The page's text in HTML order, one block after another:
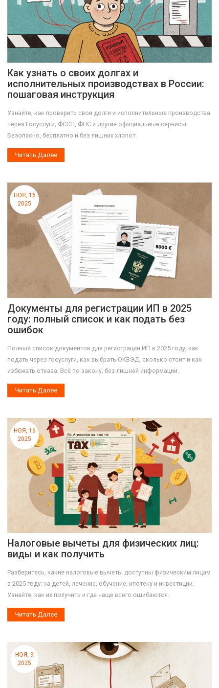
Как узнать о своих долгах и
исполнительных производствах в России:
пошаговая инструкция
Узнайте, как проверить свои долги и исполнительные производства
через Госуслуги, ФССП, ФНС и другие официальные сервисы.
Безопасно, бесплатно и без лишних хлопот.
Читать Далее
НОЯ, 16
2025
Документы для регистрации ИП в 2025
году: полный список и как подать без
ошибок
Полный список документов для регистрации ИП в 2025 году, как
подать через госуслуги, как выбрать ОКВЭД, сколько стоит и как
избежать отказа. Всё по закону, без лишней информации.
Читать Далее
НОЯ, 16
2025
Налоговые вычеты для физических лиц:
виды и как получить
Разберитесь, какие налоговые вычеты доступны физическим лицам
в 2025 году: на детей, лечение, обучение, ипотеку и инвестиции.
Узнайте, как их получить и где чаще всего ошибаются.
Читать Далее
НОЯ, 9
2025